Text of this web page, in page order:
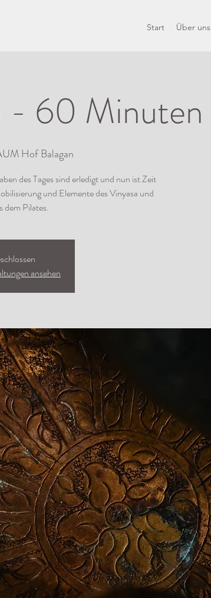
Start Über uns
- 60 Minuten
Hof Balagan
des Tages sind erledigt und nun ist Zeit
und Elemente des Vinyasa und
dem Pilates.
ansehen